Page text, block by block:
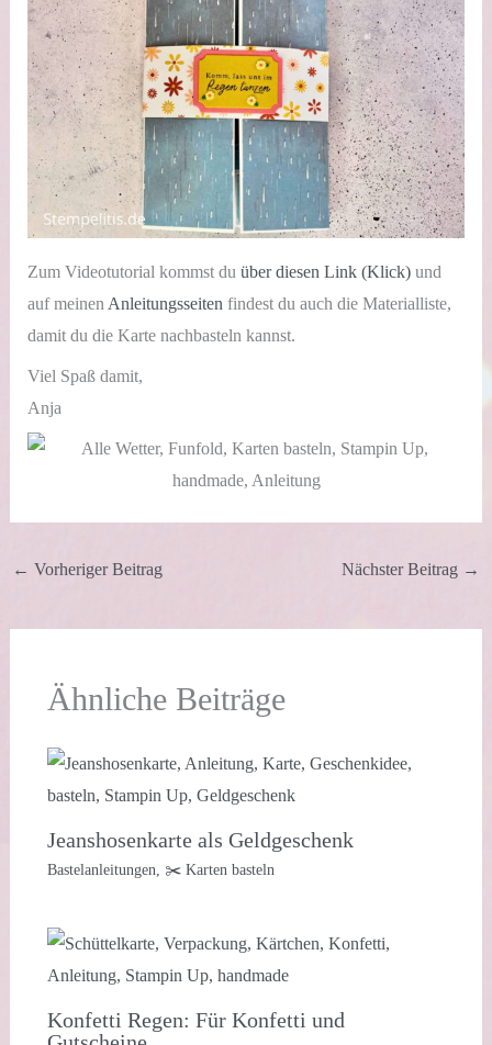
Zum Videotutorial kommst du über diesen Link (Klick)und
auf meinen Anleitungsseiten findest du auch die Materialliste,
damit du die Karte nachbasteln kannst.
Viel Spaß damit,
Anja
← Vorheriger Beitrag Nächster Beitrag →
Ähnliche Beiträge
Jeanshosenkarte als Geldgeschenk
Bastelanleitungen, ✂️ Karten basteln
Konfetti Regen: Für Konfetti und